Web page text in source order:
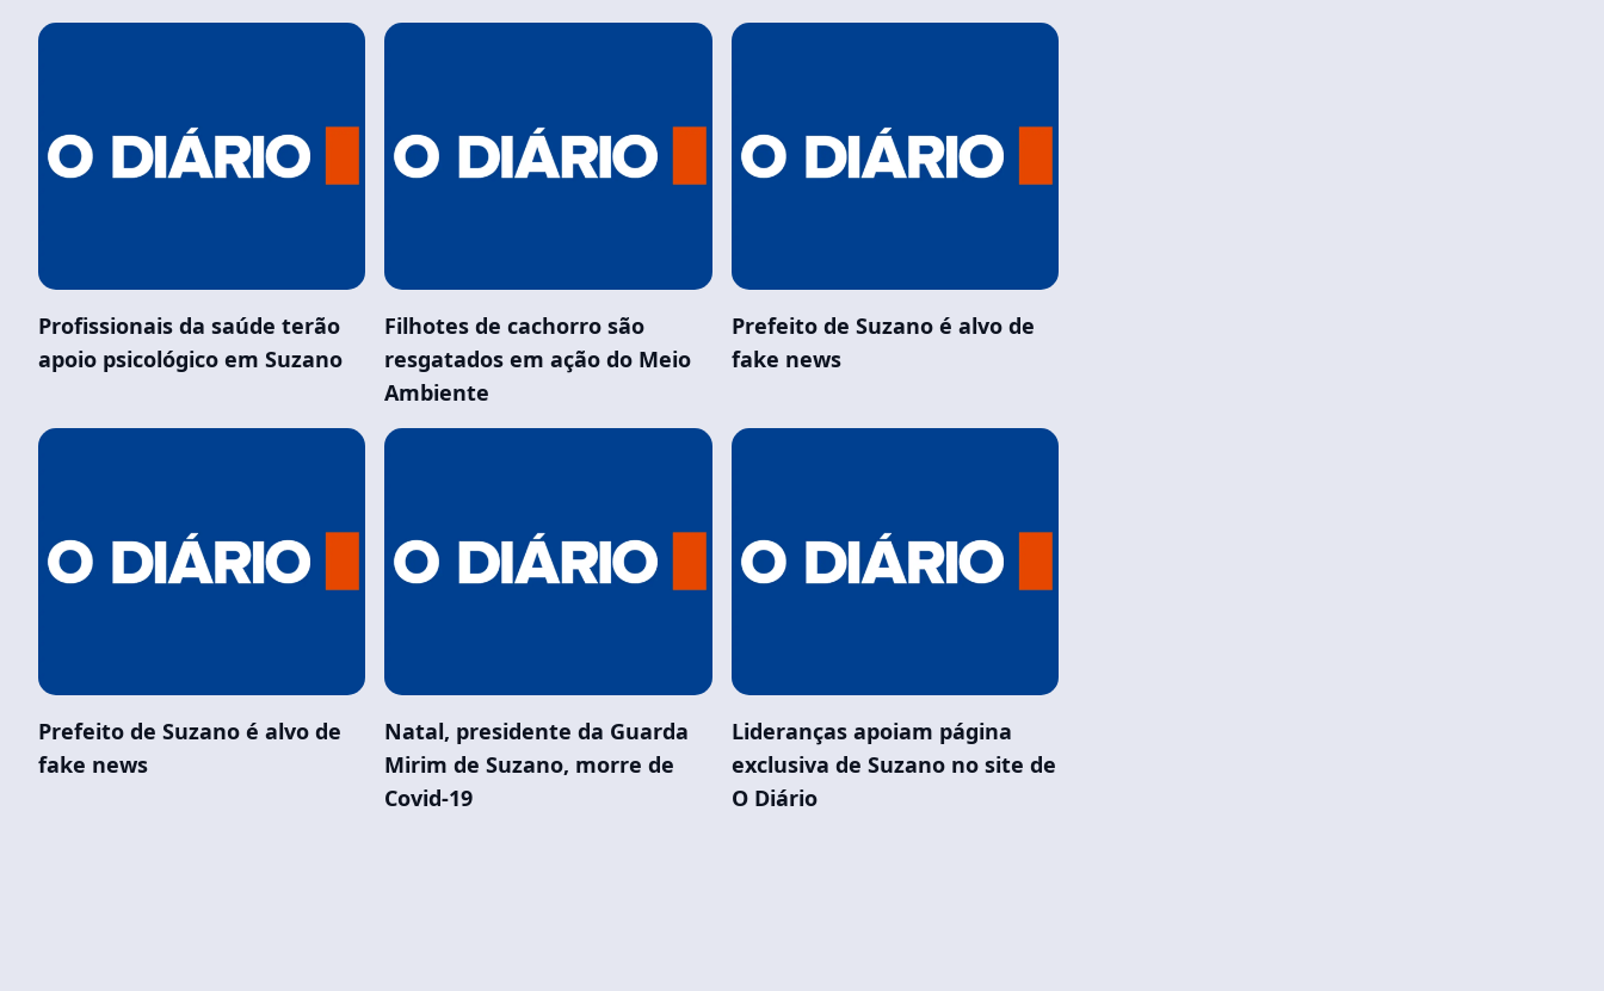
Profissionais da saúde terão
apoio psicológico em Suzano
Filhotes de cachorro são
resgatados em ação do Meio
Ambiente
Prefeito de Suzano é alvo de
fake news
Prefeito de Suzano é alvo de
fake news
Natal, presidente da Guarda
Mirim de Suzano, morre de
Covid-19
Lideranças apoiam página
exclusiva de Suzano no site de
O Diário